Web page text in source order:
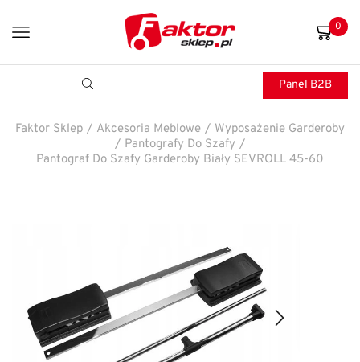
0
Panel B2B
Faktor Sklep / Akcesoria Meblowe / Wyposażenie Garderoby
/ Pantografy Do Szafy /
Pantograf Do Szafy Garderoby Biały SEVROLL 45-60